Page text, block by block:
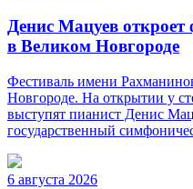
Денис Мацуев
в Великом Новгороде
Фестиваль имени
Новгороде. На открытии у
выступят пианист Денис
государственный
6 августа 2026